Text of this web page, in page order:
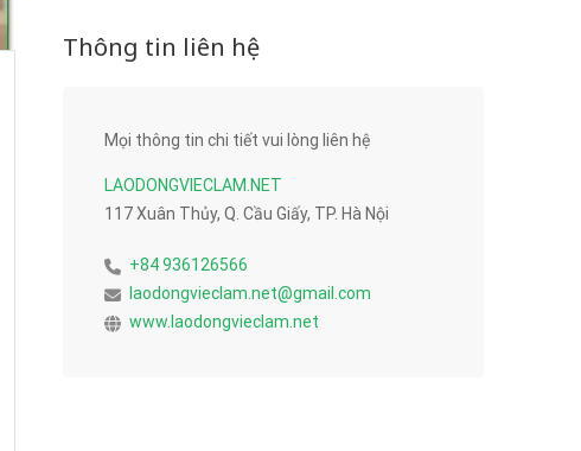
Thông tin liên hệ
Mọi thông tin chi tiết vui lòng liên hệ
LAODONGVIECLAM.NET
117 Xuân Thủy, Q. Cầu Giấy, TP. Hà Nội
+84 936126566
laodongvieclam.net@gmail.com
www.laodongvieclam.net